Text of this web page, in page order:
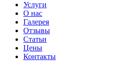
Услуги
O нас
Галерея
Отзывы
Статьи
Цены
Контакты